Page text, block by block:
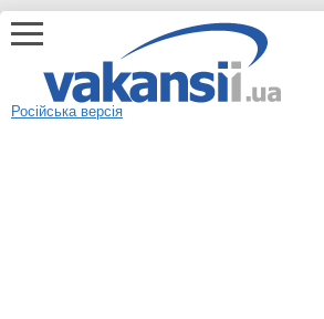
Російська версія